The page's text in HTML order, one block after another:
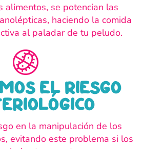
alimentos, se potencian las
haciendo la comida
al paladar de tu peludo.
el riesgo
en la manipulación de los
evitando este problema si los